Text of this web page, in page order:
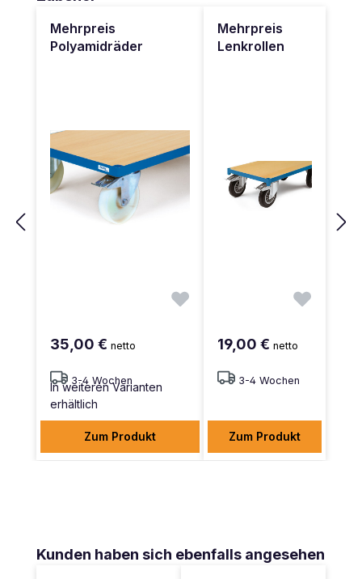
Mehrpreis
Polyamidräder
35,00 € netto
3-4 Wochen
In weiteren Varianten
erhältlich
Zum Produkt
Mehrpreis
Lenkrollen
19,00 €netto
3-4 Wochen
Zum Produkt
Produktgalerie überspringen
Kunden haben sich ebenfalls angesehen